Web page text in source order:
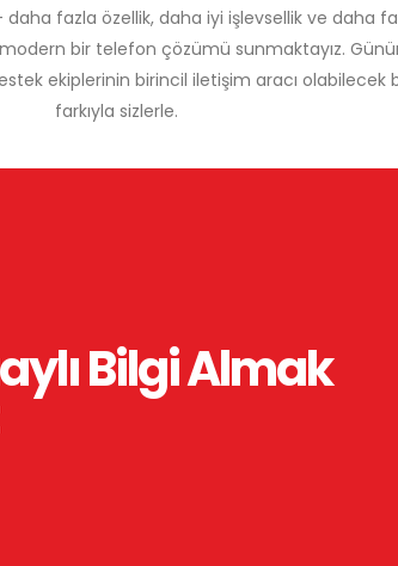
fazla özellik, daha iyi işlevsellik ve daha
bir telefon çözümü sunmaktayız.
ekiplerinin birincil iletişim aracı olabilecek
farkıyla sizlerle.
Bilgi Almak